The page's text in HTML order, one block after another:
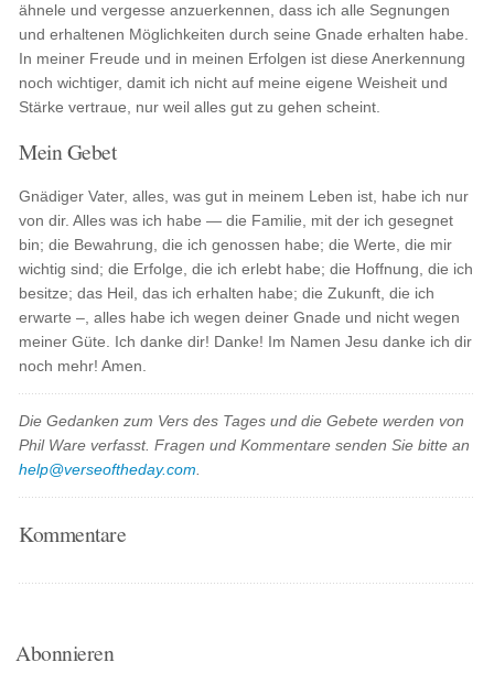
ähnele und vergesse anzuerkennen, dass ich alle Segnungen
und erhaltenen Möglichkeiten durch seine Gnade erhalten habe.
In meiner Freude und in meinen Erfolgen ist diese Anerkennung
noch wichtiger, damit ich nicht auf meine eigene Weisheit und
Stärke vertraue, nur weil alles gut zu gehen scheint.
Mein Gebet
Gnädiger Vater, alles, was gut in meinem Leben ist, habe ich nur
von dir. Alles was ich habe — die Familie, mit der ich gesegnet
bin; die Bewahrung, die ich genossen habe; die Werte, die mir
wichtig sind; die Erfolge, die ich erlebt habe; die Hoffnung, die ich
besitze; das Heil, das ich erhalten habe; die Zukunft, die ich
erwarte –, alles habe ich wegen deiner Gnade und nicht wegen
meiner Güte. Ich danke dir! Danke! Im Namen Jesu danke ich dir
noch mehr! Amen.
Die Gedanken zum Vers des Tages und die Gebete werden von
Phil Ware verfasst. Fragen und Kommentare senden Sie bitte an
help@verseoftheday.com
Kommentare
Abonnieren